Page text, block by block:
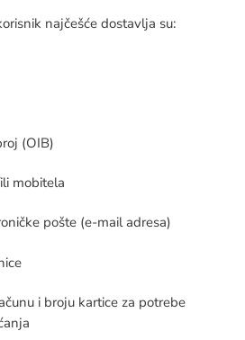
najčešće dostavlja su:
(OIB)
mobitela
pošte (e-mail adresa)
i broju kartice za potrebe